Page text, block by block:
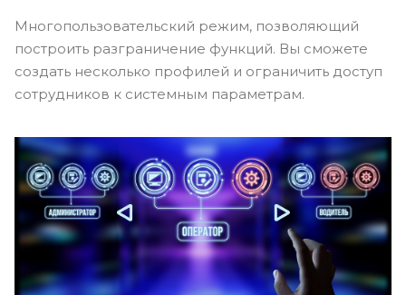
Многопользовательский режим, позволяющий
построить разграничение функций. Вы сможете
создать несколько профилей и ограничить доступ
сотрудников к системным параметрам.